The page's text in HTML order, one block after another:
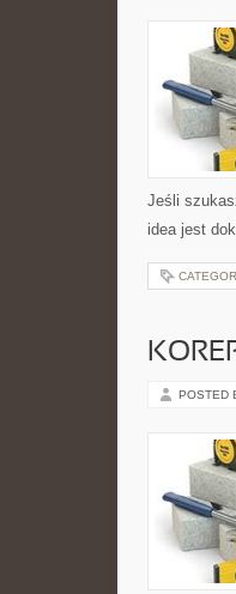
Jeśli
idea jest
POSTED